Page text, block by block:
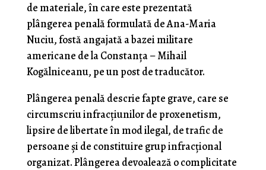
de materiale, în care este prezentată
plângerea penală formulată de Ana-Maria
Nuciu, fostă angajată a bazei militare
americane de la Constanţa – Mihail
Kogălniceanu, pe un post de traducător.
Plângerea penală descrie fapte grave, care se
circumscriu infracţiunilor de proxenetism,
lipsire de libertate în mod ilegal, de trafic de
persoane şi de constituire grup infracţional
organizat. Plângerea devoalează o complicitate